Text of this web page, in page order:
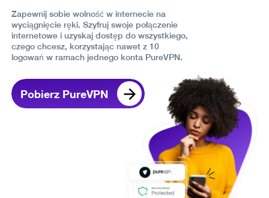
Zapewnij sobie wolność w internecie na
wyciągnięcie ręki. Szyfruj swoje połączenie
internetowe i uzyskaj dostęp do wszystkiego,
czego chcesz, korzystając nawet z 10
logowań w ramach jednego konta PureVPN.
Pobierz PureVPN